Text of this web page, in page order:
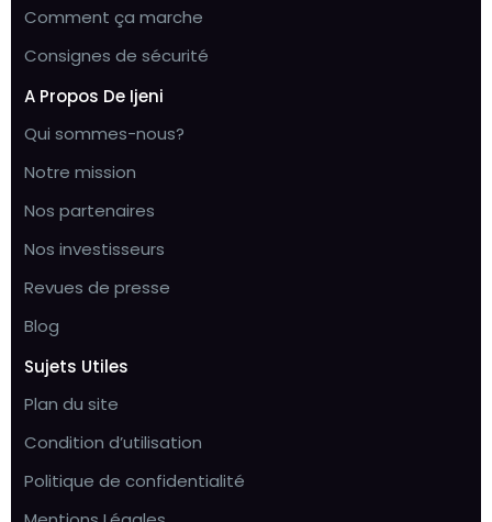
Comment ça marche
Consignes de sécurité
A Propos De Ijeni
Qui sommes-nous?
Notre mission
Nos partenaires
Nos investisseurs
Revues de presse
Blog
Sujets Utiles
Plan du site
Condition d’utilisation
Politique de confidentialité